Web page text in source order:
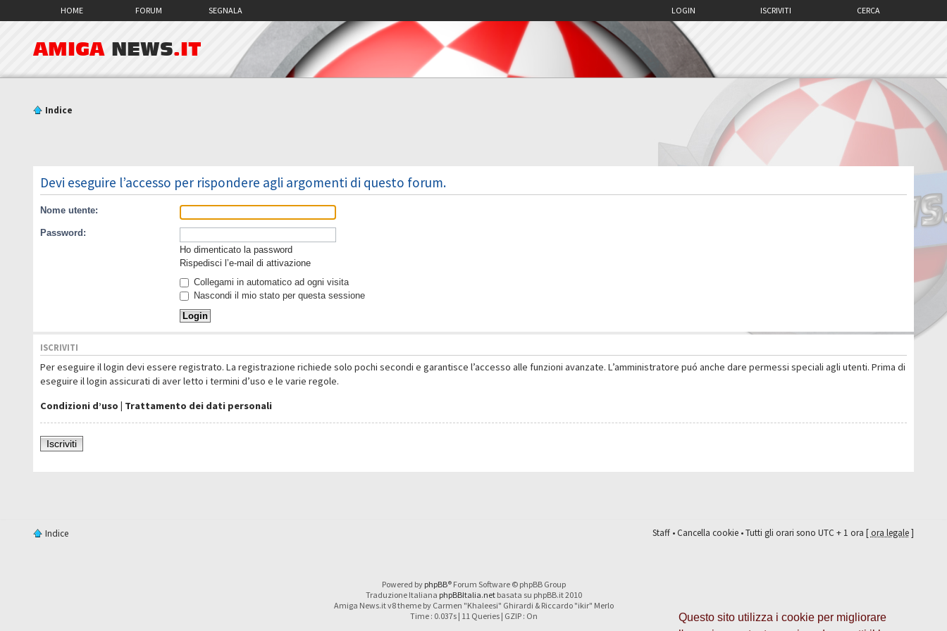
Questo sito utilizza i cookie per migliorare
HOME FORUM SEGNALA CERCA
ISCRIVITI
LOGIN
AMIGA NEWS.IT
Indice
Devi eseguire l’accesso per rispondere agli argomenti di questo forum.
Nome utente:
Password:
Ho dimenticato la password
Rispedisci l’e-mail di attivazione
Collegami in automatico ad ogni visita
Nascondi il mio stato per questa sessione
ISCRIVITI
Per eseguire il login devi essere registrato. La registrazione richiede solo pochi secondi e garantisce l’accesso alle funzioni avanzate. L’amministratore puó anche dare permessi speciali agli utenti. Prima di
eseguire il login assicurati di aver letto i termini d’uso e le varie regole.
Condizioni d’uso | Trattamento dei dati personali
Iscriviti
Indice Staff•Cancella cookie• Tutti gli orari sono UTC + 1 ora [ora legale]
Powered by phpBB® Forum Software © phpBB Group
Traduzione Italiana phpBBItalia.netbasata su phpBB.it 2010
Amiga News.it v8 theme by Carmen "Khaleesi" Ghirardi & Riccardo "ikir" Merlo
Time : 0.037s | 11 Queries | GZIP : On